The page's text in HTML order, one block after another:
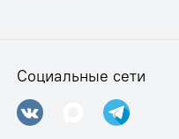
Социальные сети